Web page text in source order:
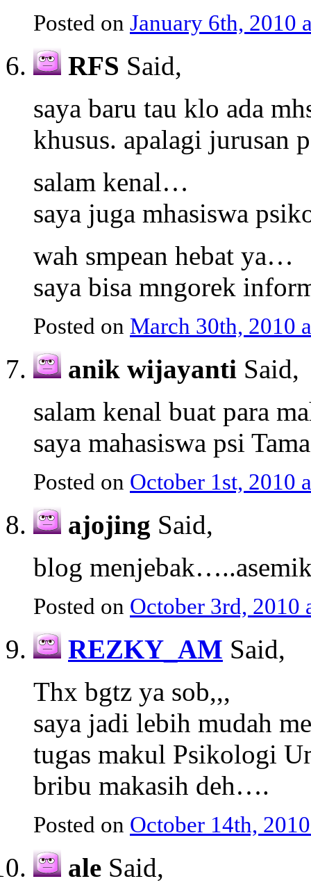
Posted on January 6th, 2010
RFS Said,
saya baru tau klo ada
khusus. apalagi
salam kenal…
saya juga mhasiswa
wah smpean hebat ya…
saya bisa mngorek
Posted on March 30th, 2010
anik wijayanti Said,
salam kenal buat para
saya mahasiswa psi
Posted on October 1st, 2010
ajojing Said,
blog
Posted on October 3rd, 2010
REZKY_AM Said,
Thx bgtz ya sob,,,
saya jadi lebih mudah
tugas makul Psikologi
bribu makasih deh….
Posted on October 14th,
ale Said,